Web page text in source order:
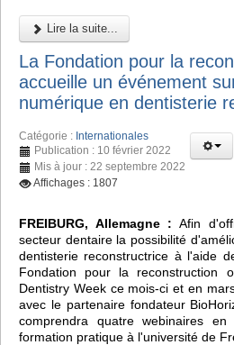
Lire la suite...
La Fondation pour la
accueille un événement
numérique en dentisterie
Catégorie : Internationales
Publication : 10 février 2022
Mis à jour : 22 septembre 2022
Affichages : 1807
FREIBURG, Allemagne : Afin
secteur dentaire la possibilité
dentisterie reconstructrice à l'aide
Fondation pour la reconstruction
Dentistry Week ce mois-ci et en
avec le partenaire fondateur
comprendra quatre webinaires
formation pratique à l'université de